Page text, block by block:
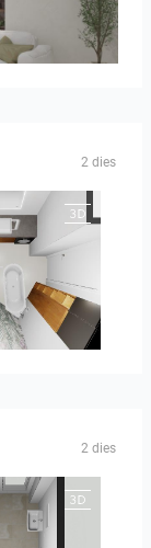
2 dies
2 dies